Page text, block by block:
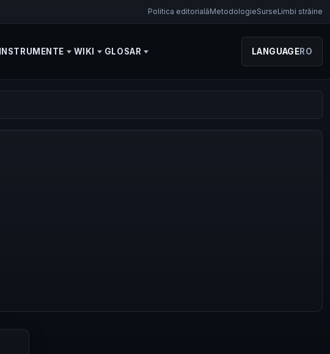
Politica editorialăMetodologieSurseLimbi străine
INSTRUMENTE WIKI GLOSAR LANGUAGERO